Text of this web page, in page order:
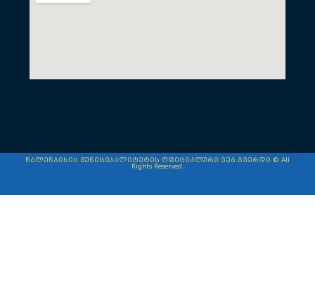
წალენჯიხის მუნიციპალიტეტის ოფიციალური ვებ.გვერდი © All
Rights Reserved.